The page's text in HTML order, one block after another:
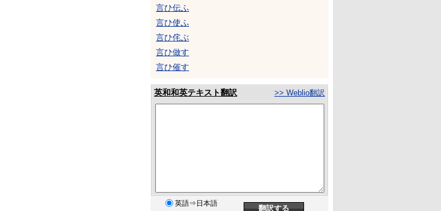
言ひ伝ふ
言ひ使ふ
言ひ侘ぶ
言ひ做す
言ひ催す
英和和英テキスト翻訳 >> Weblio翻訳
英語⇒日本語